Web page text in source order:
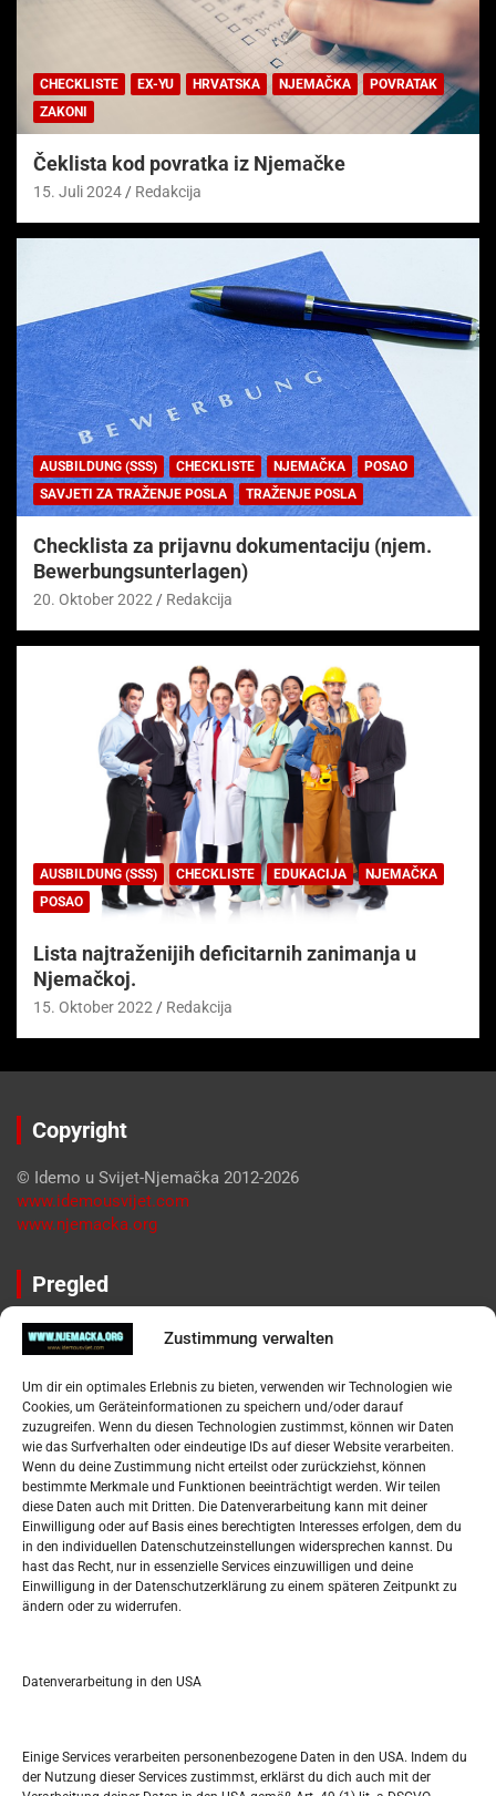
Zustimmung verwalten
Um dir ein optimales Erlebnis zu bieten, verwenden wir Technologien wie
Cookies, um Geräteinformationen zu speichern und/oder darauf
zuzugreifen. Wenn du diesen Technologien zustimmst, können wir Daten
wie das Surfverhalten oder eindeutige IDs auf dieser Website verarbeiten.
Wenn du deine Zustimmung nicht erteilst oder zurückziehst, können
bestimmte Merkmale und Funktionen beeinträchtigt werden. Wir teilen
diese Daten auch mit Dritten. Die Datenverarbeitung kann mit deiner
Einwilligung oder auf Basis eines berechtigten Interesses erfolgen, dem du
in den individuellen Datenschutzeinstellungen widersprechen kannst. Du
hast das Recht, nur in essenzielle Services einzuwilligen und deine
Einwilligung in der Datenschutzerklärung zu einem späteren Zeitpunkt zu
ändern oder zu widerrufen.
Datenverarbeitung in den USA
Einige Services verarbeiten personenbezogene Daten in den USA. Indem du
der Nutzung dieser Services zustimmst, erklärst du dich auch mit der
CHECKLISTE EX-YU HRVATSKA NJEMAČKA
POVRATAK
ZAKONI
Čeklista kod povratka iz Njemačke
15. Juli 2024 Redakcija
AUSBILDUNG (SSS) CHECKLISTE NJEMAČKA
POSAO
SAVJETI ZA TRAŽENJE POSLA
TRAŽENJE POSLA
Checklista za prijavnu dokumentaciju (njem.
Bewerbungsunterlagen)
20. Oktober 2022 Redakcija
AUSBILDUNG (SSS) CHECKLISTE EDUKACIJA
NJEMAČKA
POSAO
Lista najtraženijih deficitarnih zanimanja u
Njemačkoj.
15. Oktober 2022 Redakcija
Copyright
© Idemo u Svijet-Njemačka 2012-2026
www.idemousvijet.com
www.njemacka.org
Pregled
Impressum
Datenschutzerklärung
Widerufsbelehrung
Oglašavanje / Postavite svoj oglas
Tko je “Idemo u Svijet – Njemačka?
Pretražite stranicu:
S
e
a
h
M D M D F S S